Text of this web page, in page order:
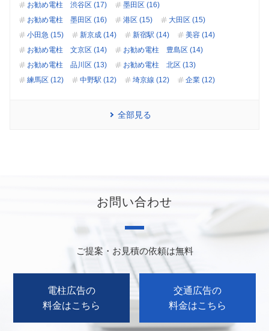
お勧め電柱 渋谷区 (17)
墨田区 (16)
お勧め電柱 墨田区 (16)
港区 (15)
大田区 (15)
小田急 (15)
新京成 (14) 新宿駅 (14)
美容 (14)
お勧め電柱 文京区 (14)
お勧め電柱 豊島区 (14)
お勧め電柱 品川区 (13)
お勧め電柱 北区 (13)
練馬区 (12)
中野駅 (12) 埼京線 (12) 企業 (12)
全部見る
お問い合わせ
ご提案・お見積の依頼は無料
電柱広告の
料金はこちら
交通広告の
料金はこちら